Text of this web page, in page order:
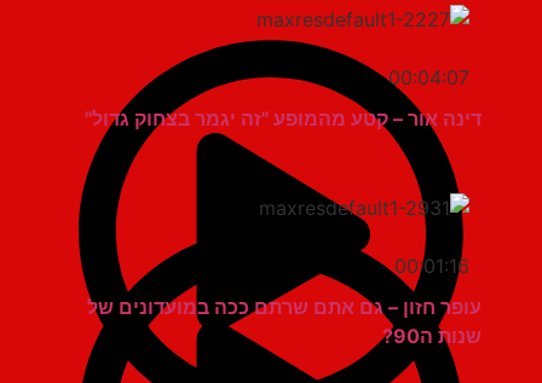
00:04:07
דינה אור – קטע מהמופע "זה יגמר בצחוק גדול"
00:01:16
עופר חזון – גם אתם שרתם ככה במועדונים של
שנות ה90?